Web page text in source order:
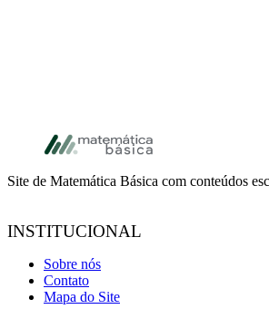
Footer
Site de Matemática Básica com conteúdos
INSTITUCIONAL
Sobre nós
Contato
Mapa do Site